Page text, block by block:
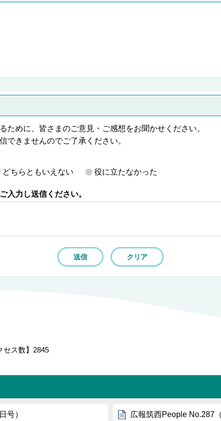
ために、皆さまのご意見・ご感想をお聞かせください。
できませんのでご了承ください。
どちらともいえない 役に立たなかった
入力し送信ください。
セス数】 2845
号） 広報筑西People No.287